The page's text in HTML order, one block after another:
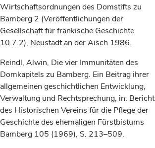
Wirtschaftsordnungen des Domstifts zu
Bamberg 2 (Veröffentlichungen der
Gesellschaft für fränkische Geschichte
10.7.2), Neustadt an der Aisch 1986.
Reindl, Alwin, Die vier Immunitäten des
Domkapitels zu Bamberg. Ein Beitrag ihrer
allgemeinen geschichtlichen Entwicklung,
Verwaltung und Rechtsprechung, in: Bericht
des Historischen Vereins für die Pflege der
Geschichte des ehemaligen Fürstbistums
Bamberg 105 (1969), S. 213–509.